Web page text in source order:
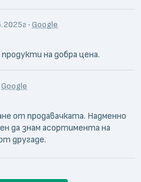
· Google
на добра цена.
Google
от продавачката. Надменно
да знам асортимента на
другаде.